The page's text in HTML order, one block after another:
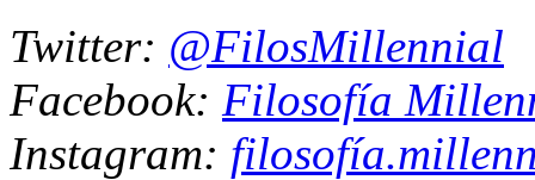
Twitter: @FilosMillennial
Facebook: Filosofía
Instagram: